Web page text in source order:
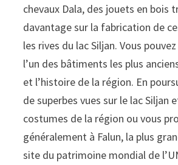
chevaux Dala, des jouets en bois
davantage sur la fabrication de
les rives du lac Siljan. Vous
l’un des bâtiments les plus
et l’histoire de la région. En
de superbes vues sur le lac
costumes de la région ou vous
généralement à Falun, la plus
site du patrimoine mondial de